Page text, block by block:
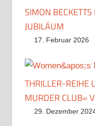
SIMON
JUBILÄUM
17. Februar 2026
THRILLER-REIHE
MURDER CLUB«
29. Dezember